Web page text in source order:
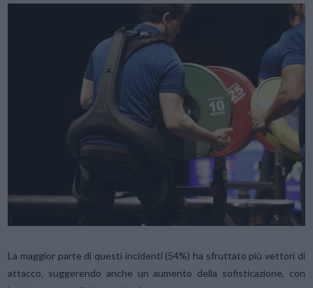
La maggior parte di questi incidenti (54%) ha sfruttato più vettori di
attacco, suggerendo anche un aumento della sofisticazione, con